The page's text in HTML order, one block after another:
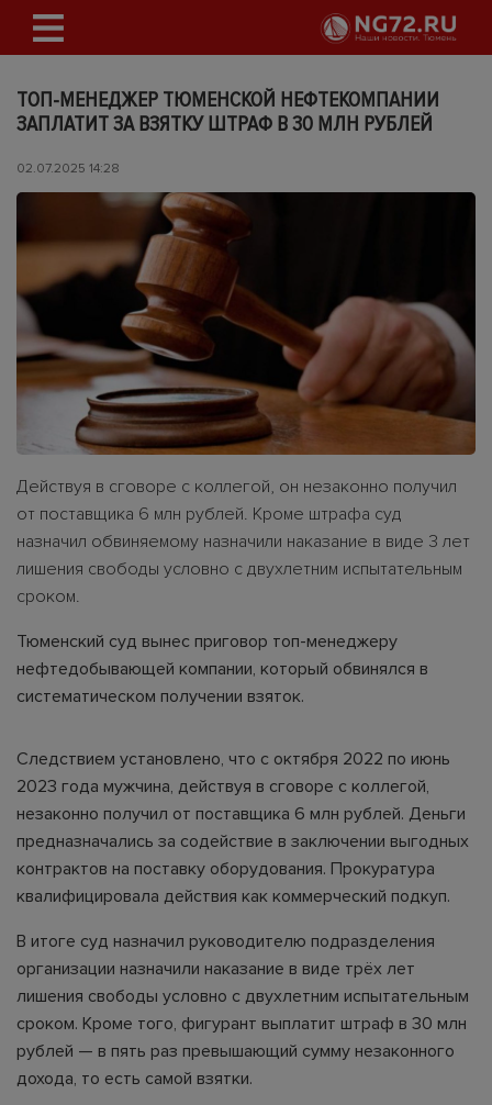
ТОП-МЕНЕДЖЕР ТЮМЕНСКОЙ НЕФТЕКОМПАНИИ
ЗАПЛАТИТ ЗА ВЗЯТКУ ШТРАФ В 30 МЛН РУБЛЕЙ
02.07.2025 14:28
Действуя в сговоре с коллегой, он незаконно получил
от поставщика 6 млн рублей. Кроме штрафа суд
назначил обвиняемому назначили наказание в виде 3 лет
лишения свободы условно с двухлетним испытательным
сроком.
Тюменский суд вынес приговор топ-менеджеру
нефтедобывающей компании, который обвинялся в
систематическом получении взяток.
Следствием установлено, что с октября 2022 по июнь
2023 года мужчина, действуя в сговоре с коллегой,
незаконно получил от поставщика 6 млн рублей. Деньги
предназначались за содействие в заключении выгодных
контрактов на поставку оборудования. Прокуратура
квалифицировала действия как коммерческий подкуп.
В итоге суд назначил руководителю подразделения
организации назначили наказание в виде трёх лет
лишения свободы условно с двухлетним испытательным
сроком. Кроме того, фигурант выплатит штраф в 30 млн
рублей — в пять раз превышающий сумму незаконного
дохода, то есть самой взятки.